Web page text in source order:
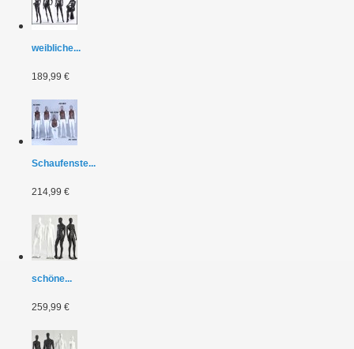
weibliche...
189,99 €
Schaufenste...
214,99 €
schöne...
259,99 €